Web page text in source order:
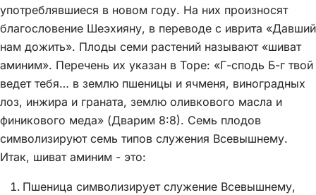
употреблявшиеся в новом году. На них произносят
благословение Шеэхияну, в переводе с иврита «Давший
нам дожить». Плоды семи растений называют «шиват
аминим». Перечень их указан в Торе: «Г-сподь Б-г твой
ведет тебя… в землю пшеницы и ячменя, виноградных
лоз, инжира и граната, землю оливкового масла и
финикового меда» (Дварим 8:8). Семь плодов
символизируют семь типов служения Всевышнему.
Итак, шиват аминим - это:
Пшеница символизирует служение Всевышнему,